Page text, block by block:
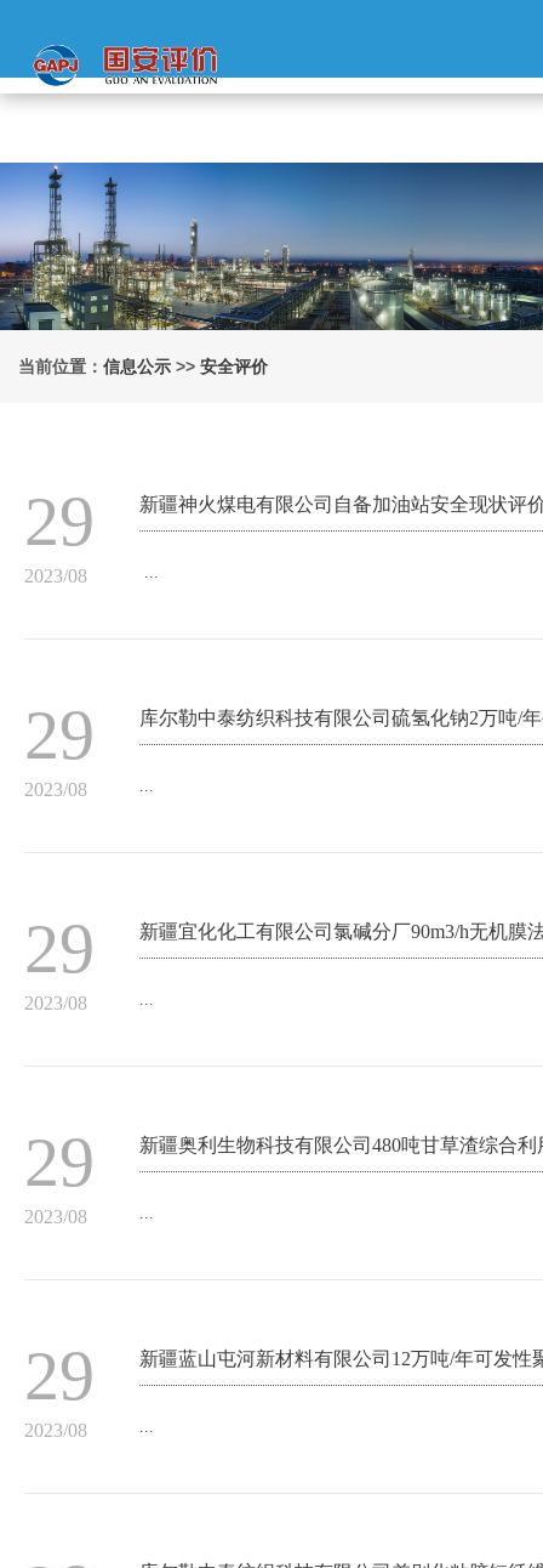
当前位置： 信息公示 >> 安全评价
29
2023/08
新疆神火煤电有限公司自备加油站安全现状评
...
29
2023/08
库尔勒中泰纺织科技有限公司硫氢化钠2万吨/
...
29
2023/08
新疆宜化化工有限公司氯碱分厂90m3/h无机膜
...
29
2023/08
新疆奥利生物科技有限公司480吨甘草渣综合
...
29
2023/08
新疆蓝山屯河新材料有限公司12万吨/年可发
...